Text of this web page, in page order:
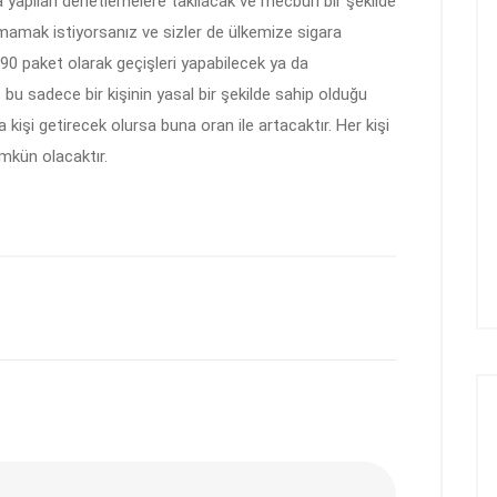
istiyorsanız ve sizler de ülkemize sigara
paket olarak geçişleri yapabilecek ya da
sadece bir kişinin yasal bir şekilde sahip olduğu
kişi getirecek olursa buna oran ile artacaktır. Her kişi
olacaktır.